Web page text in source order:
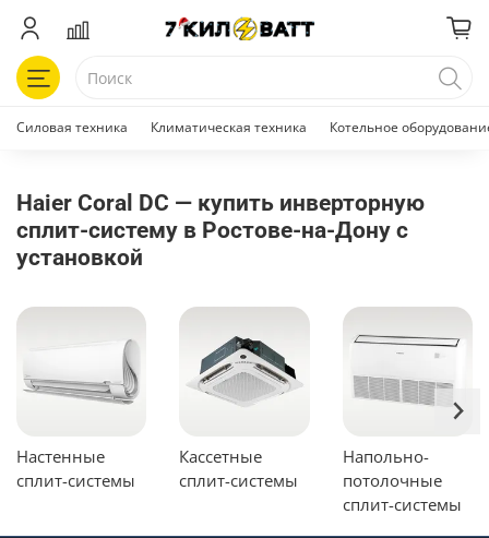
Силовая техника Климатическая техника Котельное
Haier Coral DC — купить инверторную
сплит-систему в Ростове-на-Дону с
установкой
Настенные
сплит-системы
Кассетные
сплит-системы
Напольно-
потолочные
сплит-системы